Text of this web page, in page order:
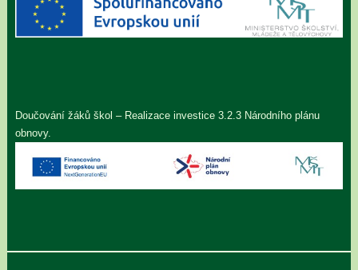
Doučování žáků škol – Realizace investice 3.2.3 Národního plánu
obnovy.